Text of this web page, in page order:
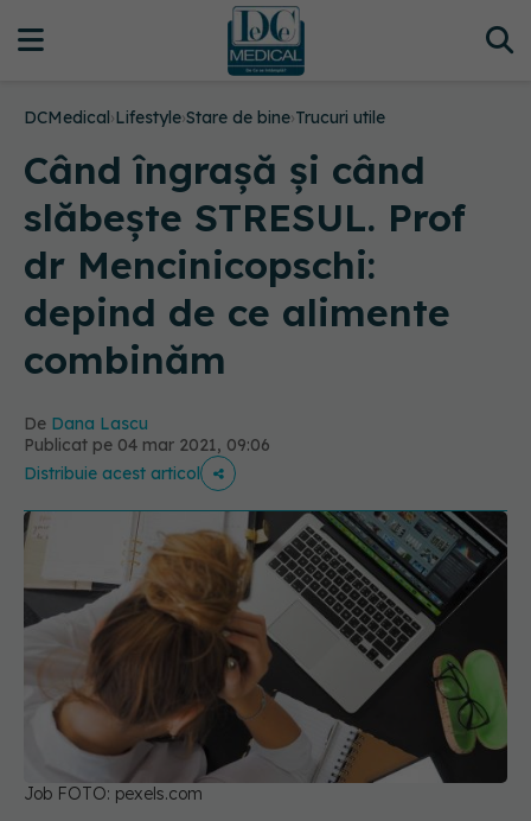
DCMedical›Lifestyle›Stare de bine›Trucuri utile
Când îngrașă și când
slăbește STRESUL. Prof
dr Mencinicopschi:
depind de ce alimente
combinăm
De Dana Lascu
Publicat pe 04 mar 2021, 09:06
Distribuie acest articol
Job FOTO: pexels.com